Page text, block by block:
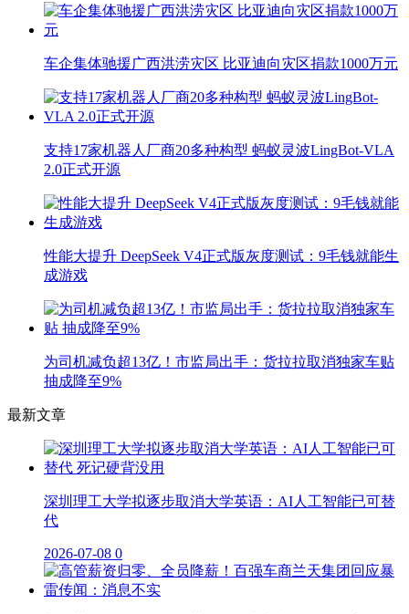
车企集体驰援广西洪涝灾区 比亚迪向灾区捐款1000万元
支持17家机器人厂商20多种构型 蚂蚁灵波LingBot-VLA
2.0正式开源
性能大提升 DeepSeek V4正式版灰度测试：9毛钱就能生
成游戏
为司机减负超13亿！市监局出手：货拉拉取消独家车贴
抽成降至9%
最新文章
深圳理工大学拟逐步取消大学英语：AI人工智能已可替
代
2026-07-08 0